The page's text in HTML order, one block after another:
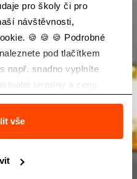
pro školy či pro
návštěvnosti,
🍪 🍪 🍪 Podrobné
pod tlačítkem
např. snadno vyplníte
termíny a ceny
vše